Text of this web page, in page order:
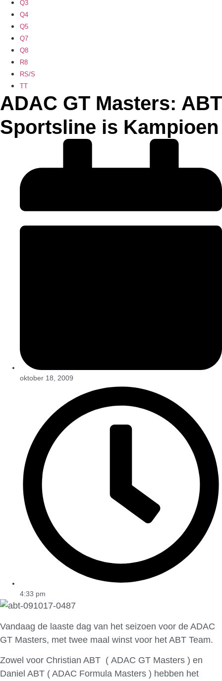
Q3
Q4
Q5
Q7
Q8
R8
RS/S
TT
ADAC GT Masters: ABT
Sportsline is Kampioen
oktober 18, 2009
4:33 pm
Vandaag de laaste dag van het seizoen voor de ADAC
GT Masters, met twee maal winst voor het ABT Team.
Zowel voor Christian ABT ( ADAC GT Masters ) en
Daniel ABT ( ADAC Formula Masters ) hebben het